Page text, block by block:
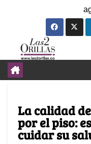
La calidad
por el piso:
cuidar su